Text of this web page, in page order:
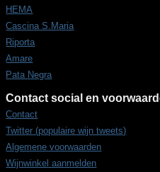
HEMA
Cascina S.Maria
Riporta
Amare
Pata Negra
Contact social en
Contact
Twitter (populaire wijn tweets)
Algemene voorwaarden
Wijnwinkel aanmelden